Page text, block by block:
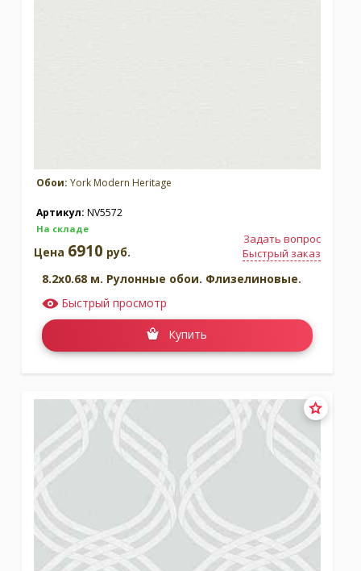
Обои: York Modern Heritage
Артикул: NV5572
На складе
Задать вопрос
Быстрый заказ
Цена 6910 руб.
8.2x0.68 м. Рулонные обои. Флизелиновые.
Быстрый просмотр
Купить